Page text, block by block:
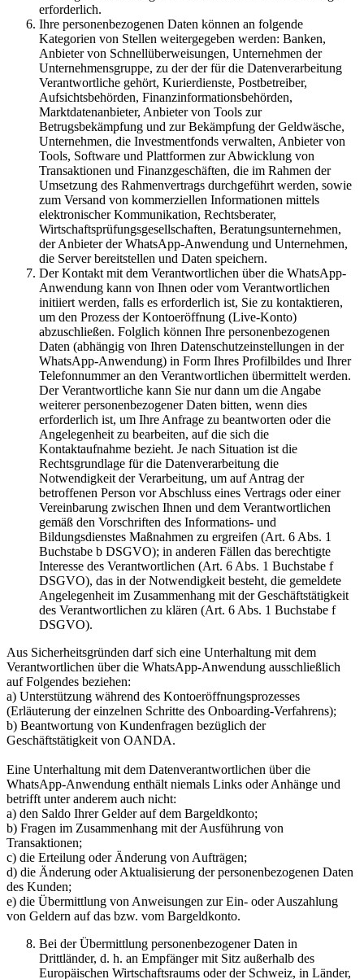
erforderlich.
Ihre personenbezogenen Daten können an folgende
Kategorien von Stellen weitergegeben werden: Banken,
Anbieter von Schnellüberweisungen, Unternehmen der
Unternehmensgruppe, zu der der für die Datenverarbeitung
Verantwortliche gehört, Kurierdienste, Postbetreiber,
Aufsichtsbehörden, Finanzinformationsbehörden,
Marktdatenanbieter, Anbieter von Tools zur
Betrugsbekämpfung und zur Bekämpfung der Geldwäsche,
Unternehmen, die Investmentfonds verwalten, Anbieter von
Tools, Software und Plattformen zur Abwicklung von
Transaktionen und Finanzgeschäften, die im Rahmen der
Umsetzung des Rahmenvertrags durchgeführt werden, sowie
zum Versand von kommerziellen Informationen mittels
elektronischer Kommunikation, Rechtsberater,
Wirtschaftsprüfungsgesellschaften, Beratungsunternehmen,
der Anbieter der WhatsApp-Anwendung und Unternehmen,
die Server bereitstellen und Daten speichern.
Der Kontakt mit dem Verantwortlichen über die WhatsApp-
Anwendung kann von Ihnen oder vom Verantwortlichen
initiiert werden, falls es erforderlich ist, Sie zu kontaktieren,
um den Prozess der Kontoeröffnung (Live-Konto)
abzuschließen. Folglich können Ihre personenbezogenen
Daten (abhängig von Ihren Datenschutzeinstellungen in der
WhatsApp-Anwendung) in Form Ihres Profilbildes und Ihrer
Telefonnummer an den Verantwortlichen übermittelt werden.
Der Verantwortliche kann Sie nur dann um die Angabe
weiterer personenbezogener Daten bitten, wenn dies
erforderlich ist, um Ihre Anfrage zu beantworten oder die
Angelegenheit zu bearbeiten, auf die sich die
Kontaktaufnahme bezieht. Je nach Situation ist die
Rechtsgrundlage für die Datenverarbeitung die
Notwendigkeit der Verarbeitung, um auf Antrag der
betroffenen Person vor Abschluss eines Vertrags oder einer
Vereinbarung zwischen Ihnen und dem Verantwortlichen
gemäß den Vorschriften des Informations- und
Bildungsdienstes Maßnahmen zu ergreifen (Art. 6 Abs. 1
Buchstabe b DSGVO); in anderen Fällen das berechtigte
Interesse des Verantwortlichen (Art. 6 Abs. 1 Buchstabe f
DSGVO), das in der Notwendigkeit besteht, die gemeldete
Angelegenheit im Zusammenhang mit der Geschäftstätigkeit
des Verantwortlichen zu klären (Art. 6 Abs. 1 Buchstabe f
DSGVO).
Aus Sicherheitsgründen darf sich eine Unterhaltung mit dem
Verantwortlichen über die WhatsApp-Anwendung ausschließlich
auf Folgendes beziehen:
a) Unterstützung während des Kontoeröffnungsprozesses
(Erläuterung der einzelnen Schritte des Onboarding-Verfahrens);
b) Beantwortung von Kundenfragen bezüglich der
Geschäftstätigkeit von OANDA.
Eine Unterhaltung mit dem Datenverantwortlichen über die
WhatsApp-Anwendung enthält niemals Links oder Anhänge und
betrifft unter anderem auch nicht:
a) den Saldo Ihrer Gelder auf dem Bargeldkonto;
b) Fragen im Zusammenhang mit der Ausführung von
Transaktionen;
c) die Erteilung oder Änderung von Aufträgen;
d) die Änderung oder Aktualisierung der personenbezogenen Daten
des Kunden;
e) die Übermittlung von Anweisungen zur Ein- oder Auszahlung
von Geldern auf das bzw. vom Bargeldkonto.
Bei der Übermittlung personenbezogener Daten in
Drittländer, d. h. an Empfänger mit Sitz außerhalb des
Europäischen Wirtschaftsraums oder der Schweiz, in Länder,